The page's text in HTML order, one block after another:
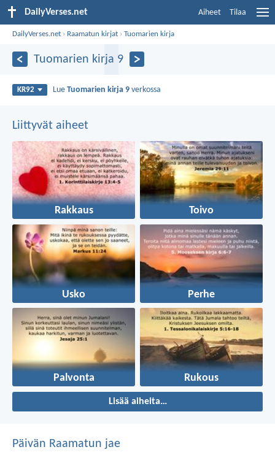
DailyVerses.net Aiheet Tilaa
DailyVerses.net › Raamatun kirjat ›Tuomarien kirja
Tuomarien kirja 9
KR92 LueTuomarien kirja 9 verkossa
Liittyvät aiheet
Rakkaus Toivo
Usko Perhe
Palvonta Rukous
Lisää aiheita…
Päivän Raamatun jae